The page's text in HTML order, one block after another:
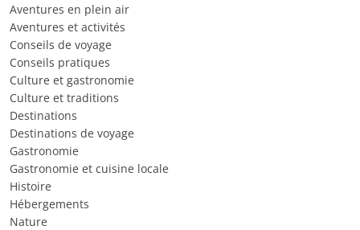
Aventures en plein air
Aventures et activités
Conseils de voyage
Conseils pratiques
Culture et gastronomie
Culture et traditions
Destinations
Destinations de voyage
Gastronomie
Gastronomie et cuisine locale
Histoire
Hébergements
Nature